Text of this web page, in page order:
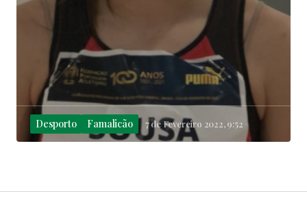
Desporto Famalicão 7 de Fevereiro 2022, 9:52